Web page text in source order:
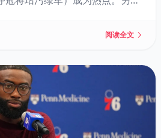
相关话题。
阅读全文